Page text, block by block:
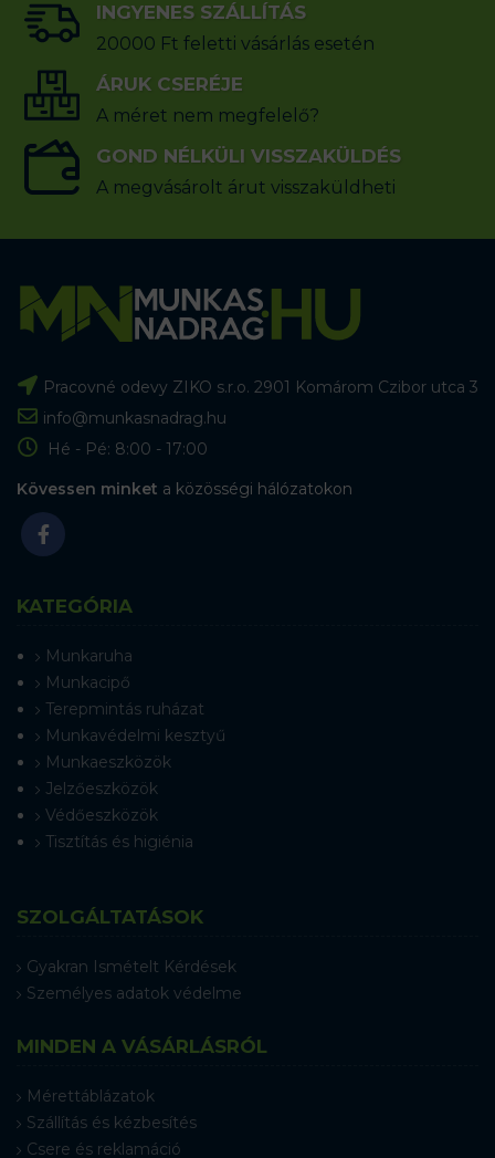
INGYENES SZÁLLÍTÁS
20000 Ft feletti vásárlás esetén
ÁRUK CSERÉJE
A méret nem megfelelő?
GOND NÉLKÜLI VISSZAKÜLDÉS
A megvásárolt árut visszaküldheti
Pracovné odevy ZIKO s.r.o. 2901 Komárom Czibor utca 3
info@munkasnadrag.hu
Hé - Pé: 8:00 - 17:00
Kövessen minket a közösségi hálózatokon
KATEGÓRIA
Munkaruha
Munkacipő
Terepmintás ruházat
Munkavédelmi kesztyű
Munkaeszközök
Jelzőeszközök
Védőeszközök
Tisztítás és higiénia
SZOLGÁLTATÁSOK
Gyakran Ismételt Kérdések
Személyes adatok védelme
MINDEN A VÁSÁRLÁSRÓL
Mérettáblázatok
Szállítás és kézbesítés
Csere és reklamáció